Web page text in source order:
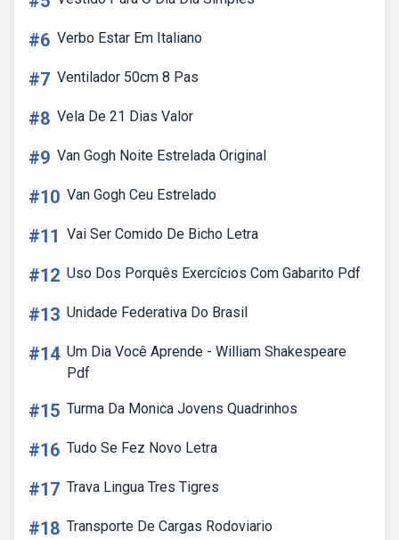
#6 Verbo Estar Em Italiano
#7 Ventilador 50cm 8 Pas
#8 Vela De 21 Dias Valor
#9 Van Gogh Noite Estrelada Original
#10 Van Gogh Ceu Estrelado
#11 Vai Ser Comido De Bicho Letra
#12 Uso Dos Porquês Exercícios Com Gabarito Pdf
#13 Unidade Federativa Do Brasil
#14 Um Dia Você Aprende - William Shakespeare
Pdf
#15 Turma Da Monica Jovens Quadrinhos
#16 Tudo Se Fez Novo Letra
#17 Trava Lingua Tres Tigres
#18 Transporte De Cargas Rodoviario